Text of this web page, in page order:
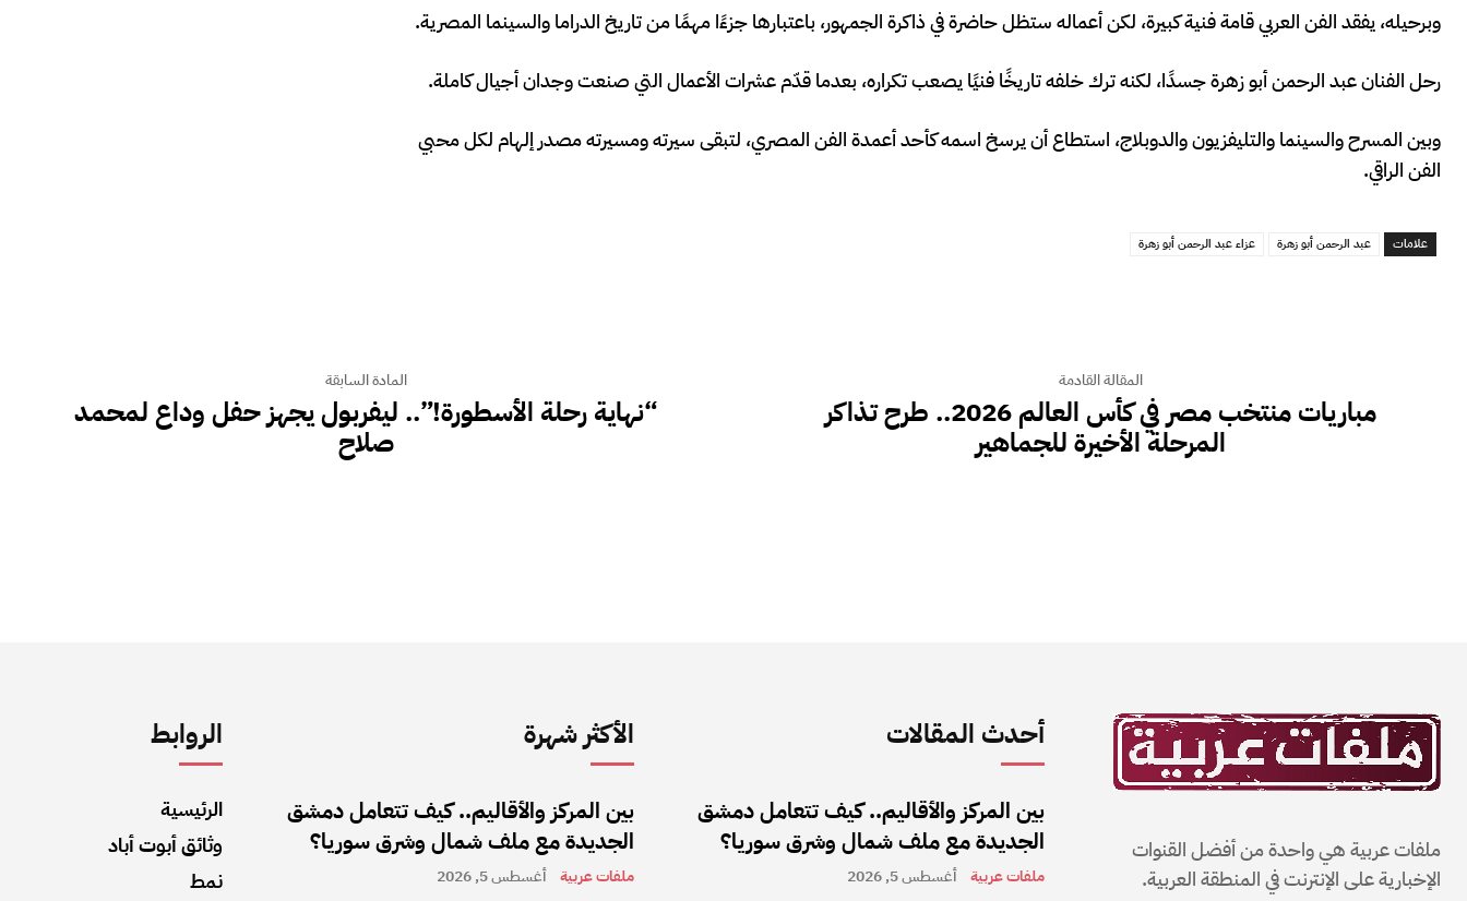
وبرحيله، يفقد الفن العربي قامة فنية كبيرة، لكن أعماله ستظل حاضرة في ذاكرة الجمهور، باعتبارها جزءًا مهمًا من تاريخ الدراما والسينما المصرية.
رحل الفنان عبد الرحمن أبو زهرة جسدًا، لكنه ترك خلفه تاريخًا فنيًا يصعب تكراره، بعدما قدّم عشرات الأعمال التي صنعت وجدان أجيال كاملة.
وبين المسرح والسينما والتليفزيون والدوبلاج، استطاع أن يرسخ اسمه كأحد أعمدة الفن المصري، لتبقى سيرته ومسيرته مصدر إلهام لكل محبي
الفن الراقي.
علامات عبد الرحمن أبو زهرة عزاء عبد الرحمن أبو زهرة
المادة السابقة
“نهاية رحلة الأسطورة!”.. ليفربول يجهز حفل وداع لمحمد
صلاح
المقالة القادمة
مباريات منتخب مصر في كأس العالم 2026.. طرح تذاكر
المرحلة الأخيرة للجماهير
الروابط
الرئيسية
وثائق أبوت أباد
نمط
الأكثر شهرة
بين المركز والأقاليم.. كيف تتعامل دمشق
الجديدة مع ملف شمال وشرق سوريا؟
ملفات عربية أغسطس 5, 2026
أحدث المقالات
بين المركز والأقاليم.. كيف تتعامل دمشق
الجديدة مع ملف شمال وشرق سوريا؟
ملفات عربية أغسطس 5, 2026
ملفات عربية هي واحدة من أفضل القنوات
الإخبارية على الإنترنت في المنطقة العربية.